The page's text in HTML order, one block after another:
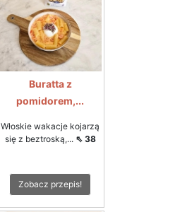
Buratta z
pomidorem,...
Włoskie wakacje kojarzą
się z beztroską,... ⇖ 38
Zobacz przepis!